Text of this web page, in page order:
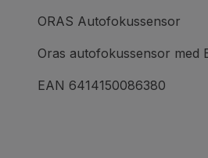
ORAS Autofokussensor
Oras autofokussensor med
EAN 6414150086380